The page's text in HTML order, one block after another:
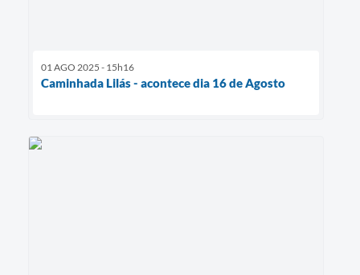
01 AGO 2025 - 15h16
Caminhada Lilás - acontece dia 16 de Agosto